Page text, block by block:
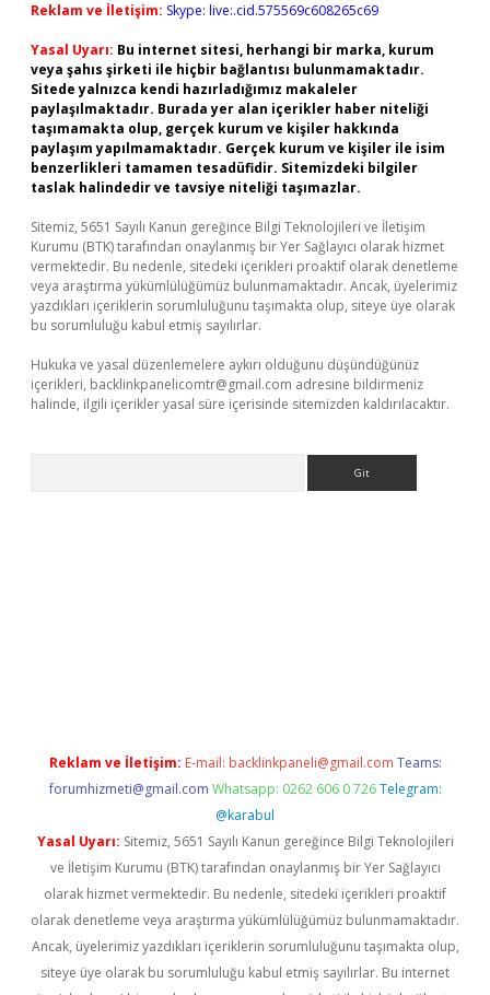
Reklam ve İletişim: Skype: live:.cid.575569c608265c69
Yasal Uyarı: Bu internet sitesi, herhangi bir marka, kurum
veya şahıs şirketi ile hiçbir bağlantısı bulunmamaktadır.
Sitede yalnızca kendi hazırladığımız makaleler
paylaşılmaktadır. Burada yer alan içerikler haber niteliği
taşımamakta olup, gerçek kurum ve kişiler hakkında
paylaşım yapılmamaktadır. Gerçek kurum ve kişiler ile isim
benzerlikleri tamamen tesadüfidir. Sitemizdeki bilgiler
taslak halindedir ve tavsiye niteliği taşımazlar.
Sitemiz, 5651 Sayılı Kanun gereğince Bilgi Teknolojileri ve İletişim
Kurumu (BTK) tarafından onaylanmış bir Yer Sağlayıcı olarak hizmet
vermektedir. Bu nedenle, sitedeki içerikleri proaktif olarak denetleme
veya araştırma yükümlülüğümüz bulunmamaktadır. Ancak, üyelerimiz
yazdıkları içeriklerin sorumluluğunu taşımakta olup, siteye üye olarak
bu sorumluluğu kabul etmiş sayılırlar.
Hukuka ve yasal düzenlemelere aykırı olduğunu düşündüğünüz
içerikleri, backlinkpanelicomtr@gmail.com adresine bildirmeniz
halinde, ilgili içerikler yasal süre içerisinde sitemizden kaldırılacaktır.
Reklam ve İletişim: E-mail: backlinkpaneli@gmail.com Teams:
forumhizmeti@gmail.com Whatsapp: 0262 606 0 726 Telegram:
@karabul
Yasal Uyarı: Sitemiz, 5651 Sayılı Kanun gereğince Bilgi Teknolojileri
ve İletişim Kurumu (BTK) tarafından onaylanmış bir Yer Sağlayıcı
olarak hizmet vermektedir. Bu nedenle, sitedeki içerikleri proaktif
olarak denetleme veya araştırma yükümlülüğümüz bulunmamaktadır.
Ancak, üyelerimiz yazdıkları içeriklerin sorumluluğunu taşımakta olup,
siteye üye olarak bu sorumluluğu kabul etmiş sayılırlar. Bu internet